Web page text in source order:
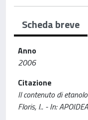
Scheda breve
Anno
2006
Citazione
Il contenuto di
Floris, I.. - In: